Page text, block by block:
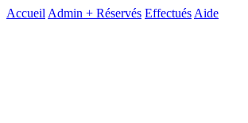
Accueil Admin + Réservés Effectués Aide